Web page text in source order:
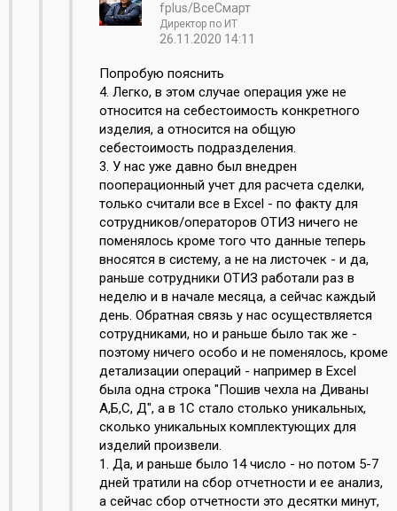
fplus/ВсеСмарт
Директор по ИТ
26.11.2020 14:11
Попробую пояснить
4. Легко, в этом случае операция уже не
относится на себестоимость конкретного
изделия, а относится на общую
себестоимость подразделения.
3. У нас уже давно был внедрен
пооперационный учет для расчета сделки,
только считали все в Excel - по факту для
сотрудников/операторов ОТИЗ ничего не
поменялось кроме того что данные теперь
вносятся в систему, а не на листочек - и да,
раньше сотрудники ОТИЗ работали раз в
неделю и в начале месяца, а сейчас каждый
день. Обратная связь у нас осуществляется
сотрудниками, но и раньше было так же -
поэтому ничего особо и не поменялось, кроме
детализации операций - например в Excel
была одна строка "Пошив чехла на Диваны
А,Б,С, Д", а в 1С стало столько уникальных,
сколько уникальных комплектующих для
изделий произвели.
1. Да, и раньше было 14 число - но потом 5-7
дней тратили на сбор отчетности и ее анализ,
а сейчас сбор отчетности это десятки минут,